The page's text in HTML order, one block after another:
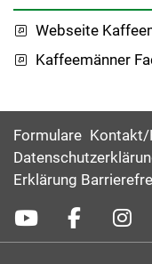
Webseite
Kaffeemänner
Formulare Kontakt/
Erklärung